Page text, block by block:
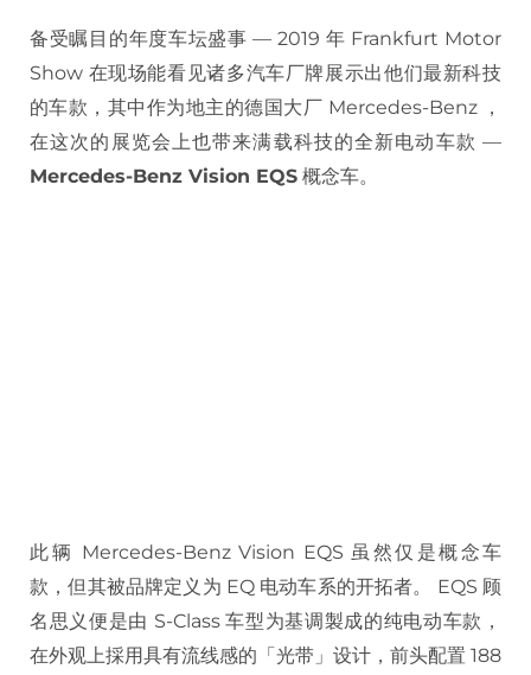
备受瞩目的年度车坛盛事 — 2019 年 Frankfurt Motor
Show 在现场能看见诸多汽车厂牌展示出他们最新科技
的车款，其中作为地主的德国大厂 Mercedes-Benz ，
在这次的展览会上也带来满载科技的全新电动车款 —
Mercedes-Benz Vision EQS 概念车。
此辆 Mercedes-Benz Vision EQS 虽然仅是概念车
款，但其被品牌定义为 EQ 电动车系的开拓者。 EQS 顾
名思义便是由 S-Class 车型为基调製成的纯电动车款，
在外观上採用具有流线感的「光带」设计，前头配置 188